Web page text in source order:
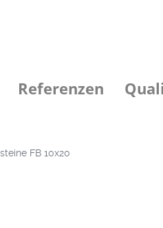
Referenzen
FB 10x20